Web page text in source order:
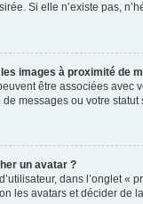
Si elle n’existe pas,
images à proximité de
être associées avec
messages ou votre
un avatar ?
dans l’onglet «
les avatars et décider de